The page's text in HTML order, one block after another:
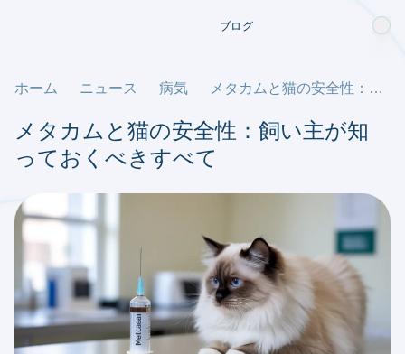
ブログ
ホーム ニュース 病気 メタカムと猫の安全性：飼い主が知っておくべきすべて
メタカムと猫の安全性：飼い主が知
っておくべきすべて